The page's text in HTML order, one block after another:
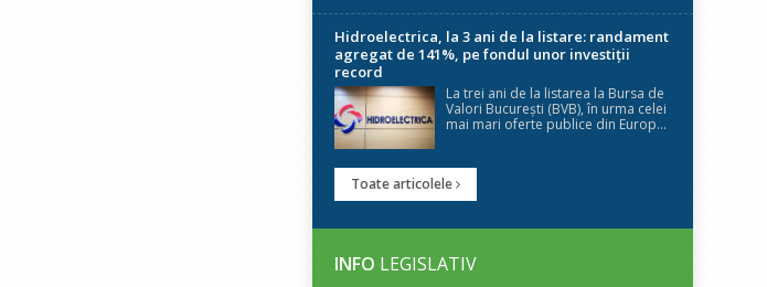
Hidroelectrica, la 3 ani de la listare: randament
agregat de 141%, pe fondul unor investiții
record
La trei ani de la listarea la Bursa de
Valori București (BVB), în urma celei
mai mari oferte publice din Europ...
Toate articolele
INFO LEGISLATIV